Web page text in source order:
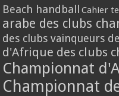
Beach handball Cahier
arabe des clubs
des clubs vainqueurs
d'Afrique des clubs
Championnat
Championnat